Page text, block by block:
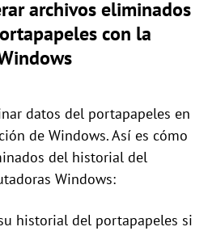
archivos eliminados
con la
datos del portapapeles en
de Windows. Así es cómo
del historial del
Windows:
historial del portapapeles si